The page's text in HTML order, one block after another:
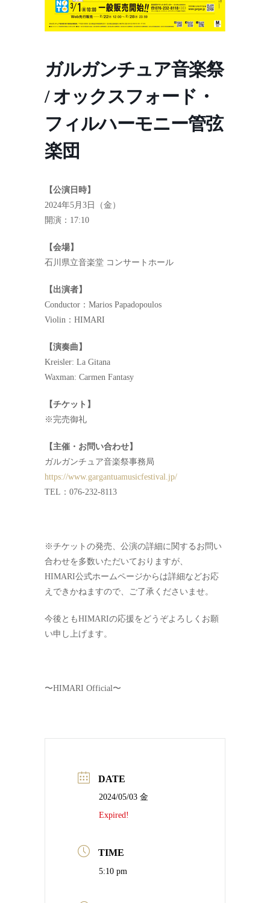
ガルガンチュア音楽祭
/ オックスフォード・
フィルハーモニー管弦
楽団
【公演日時】
2024年5月3日（金）
開演：17:10
【会場】
石川県立音楽堂 コンサートホール
【出演者】
Conductor：Marios Papadopoulos
Violin：HIMARI
【演奏曲】
Kreisler: La Gitana
Waxman: Carmen Fantasy
【チケット】
※完売御礼
【主催・お問い合わせ】
ガルガンチュア音楽祭事務局
https://www.gargantuamusicfestival.jp/
TEL：076-232-8113
※チケットの発売、公演の詳細に関するお問い
合わせを多数いただいておりますが、
HIMARI公式ホームページからは詳細などお応
えできかねますので、ご了承くださいませ。
今後ともHIMARIの応援をどうぞよろしくお願
い申し上げます。
〜HIMARI Official〜
DATE
2024/05/03 金
Expired!
TIME
5:10 pm